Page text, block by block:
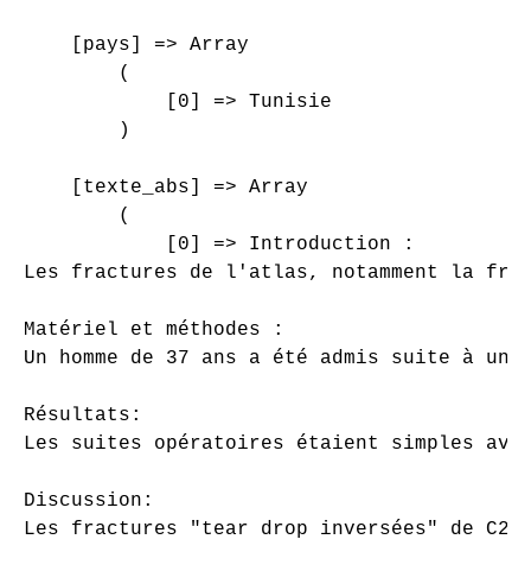
    [pays] => Array
        (
            [0] => Tunisie
        )
    [texte_abs] => Array
        (
            [0] => Introduction :
Les fractures de l'atlas, notamment la
Matériel et méthodes :
Un homme de 37 ans a été admis suite à
Résultats:
Les suites opératoires étaient simples
Discussion:
Les fractures "tear drop inversées" de